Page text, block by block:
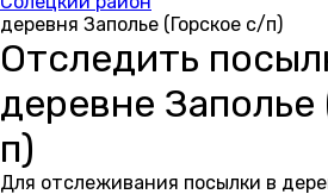
деревня Заполье (Горское с/п)
Отследить
деревне
п)
Для отслеживания посылки в